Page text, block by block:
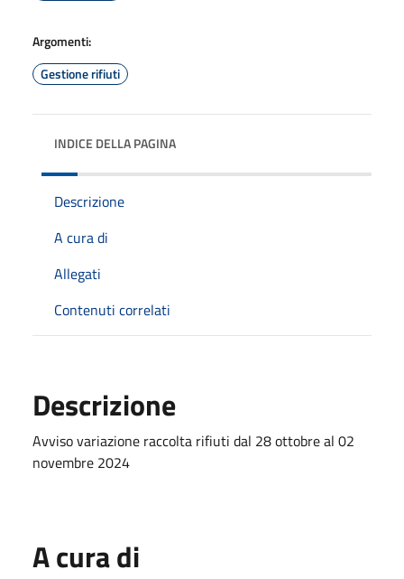
Argomenti:
Gestione rifiuti
INDICE DELLA PAGINA
Descrizione
A cura di
Allegati
Contenuti correlati
Descrizione
Avviso variazione raccolta rifiuti dal 28 ottobre al 02
novembre 2024
A cura di